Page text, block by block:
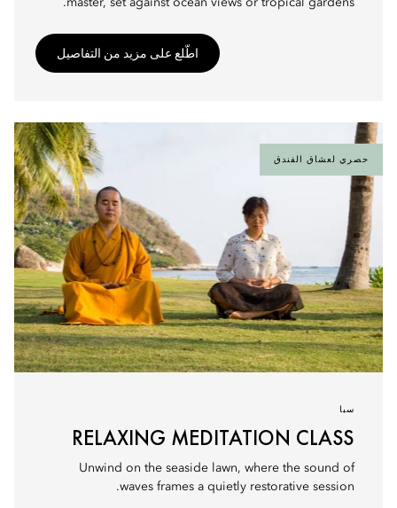
master, set against ocean views or tropical gardens.
اطّلع على مزيد من التفاصيل
حصري لعشاق الفندق
سبا
RELAXING MEDITATION CLASS
Unwind on the seaside lawn, where the sound of
waves frames a quietly restorative session.